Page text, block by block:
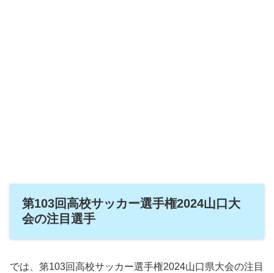
第103回高校サッカー選手権2024山口大
会の注目選手
では、第103回高校サッカー選手権2024山口県大会の注目